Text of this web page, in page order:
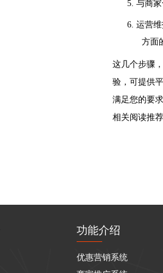
5. 与商
6. 运营
方面
这几个步骤
验，可提供
满足您的要
相关阅读推
功能介绍
优惠营销系统